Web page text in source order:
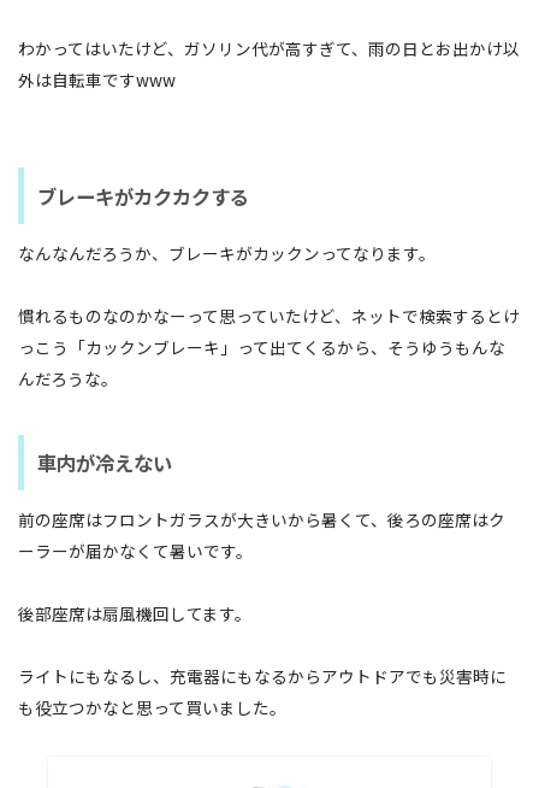
わかってはいたけど、ガソリン代が高すぎて、雨の日とお出かけ以
外は自転車ですwww
ブレーキがカクカクする
なんなんだろうか、ブレーキがカックンってなります。
慣れるものなのかなーって思っていたけど、ネットで検索するとけ
っこう「カックンブレーキ」って出てくるから、そうゆうもんな
んだろうな。
車内が冷えない
前の座席はフロントガラスが大きいから暑くて、後ろの座席はク
ーラーが届かなくて暑いです。
後部座席は扇風機回してます。
ライトにもなるし、充電器にもなるからアウトドアでも災害時に
も役立つかなと思って買いました。